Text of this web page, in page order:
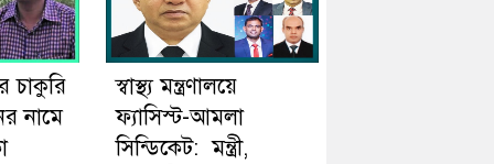
চাকুরি
নামে
স্বাস্থ্য মন্ত্রণালয়ে
ফ্যাসিস্ট-আমলা
সিন্ডিকেট: মন্ত্রী,